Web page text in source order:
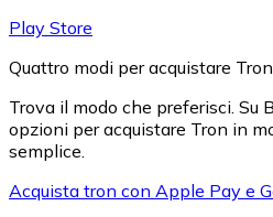
Play Store
Quattro modi per acquistare
Trova il modo che preferisci. Su
opzioni per acquistare Tron in
semplice.
Acquista tron con Apple Pay e